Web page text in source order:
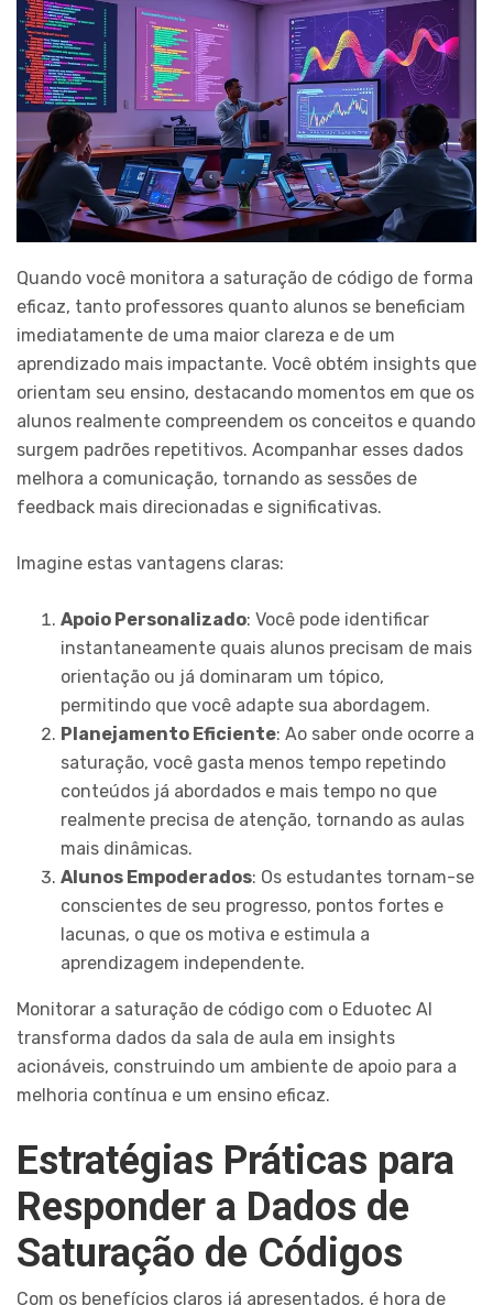
Quando você monitora a saturação de código de forma
eficaz, tanto professores quanto alunos se beneficiam
imediatamente de uma maior clareza e de um
aprendizado mais impactante. Você obtém insights que
orientam seu ensino, destacando momentos em que os
alunos realmente compreendem os conceitos e quando
surgem padrões repetitivos. Acompanhar esses dados
melhora a comunicação, tornando as sessões de
feedback mais direcionadas e significativas.
Imagine estas vantagens claras:
Apoio Personalizado: Você pode identificar
instantaneamente quais alunos precisam de mais
orientação ou já dominaram um tópico,
permitindo que você adapte sua abordagem.
Planejamento Eficiente: Ao saber onde ocorre a
saturação, você gasta menos tempo repetindo
conteúdos já abordados e mais tempo no que
realmente precisa de atenção, tornando as aulas
mais dinâmicas.
Alunos Empoderados: Os estudantes tornam-se
conscientes de seu progresso, pontos fortes e
lacunas, o que os motiva e estimula a
aprendizagem independente.
Monitorar a saturação de código com o Eduotec AI
transforma dados da sala de aula em insights
acionáveis, construindo um ambiente de apoio para a
melhoria contínua e um ensino eficaz.
Estratégias Práticas para
Responder a Dados de
Saturação de Códigos
Com os benefícios claros já apresentados, é hora de